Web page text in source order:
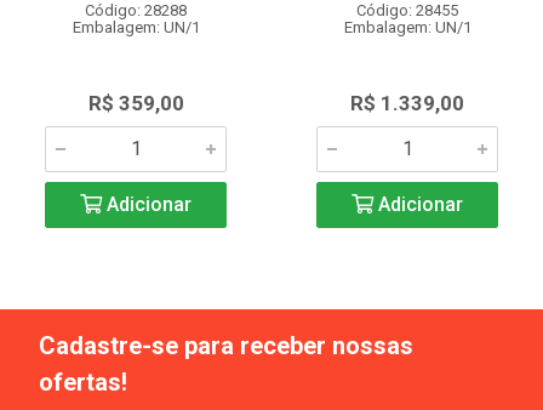
Código: 28288
Embalagem: UN/1
R$ 359,00
Adicionar
Código: 28455
Embalagem: UN/1
R$ 1.339,00
Adicionar
Cadastre-se para receber nossas
ofertas!